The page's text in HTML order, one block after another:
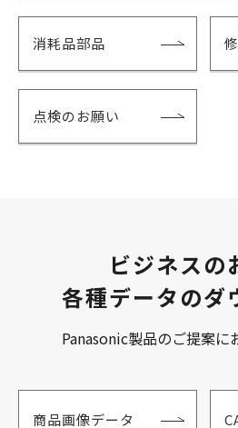
消耗品部品
点検のお願い
ビジネスの
各種データのダ
Panasonic製品のご提案に
商品画像データ